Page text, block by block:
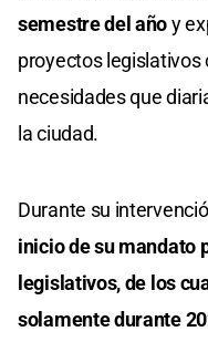
semestre del añoy
proyectos legislativos
necesidades que
la ciudad.
Durante su
inicio de su mandato
legislativos, de los
solamente durante